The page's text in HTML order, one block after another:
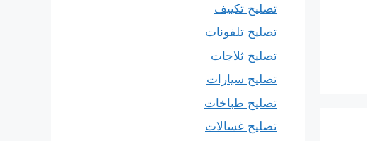
تصليح تكييف
تصليح تلفونات
تصليح ثلاجات
تصليح سيارات
تصليح طباخات
تصليح غسالات